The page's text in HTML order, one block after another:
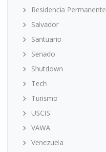
Residencia Permanente
Salvador
Santuario
Senado
Shutdown
Tech
Turismo
USCIS
VAWA
Venezuela